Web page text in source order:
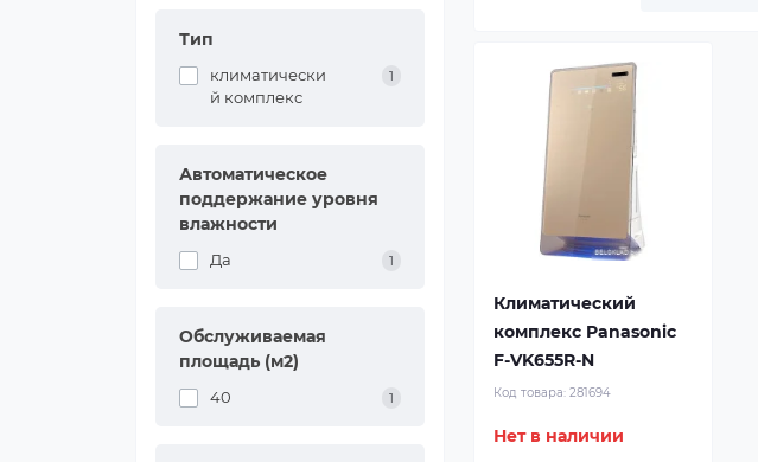
Тип
климатически
й комплекс
1
Автоматическое
поддержание уровня
влажности
Да 1
Обслуживаемая
площадь (м2)
40 1
Климатический
комплекс Panasonic
F-VK655R-N
Код товара: 281694
Нет в наличии